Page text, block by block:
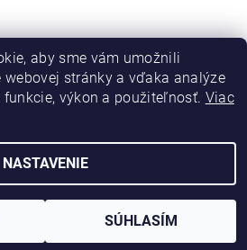
fishing.sk, všetky práva vyhradené
aby sme vám umožnili
stránky a vďaka analýze
výkon a použiteľnosť. Viac
NASTAVENIE
SÚHLASÍM